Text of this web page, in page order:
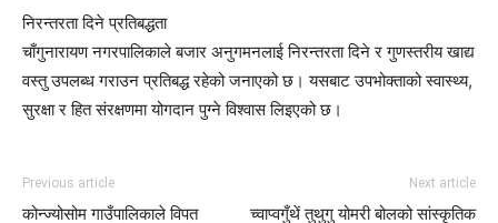
निरन्तरता दिने प्रतिबद्धता
चाँगुनारायण नगरपालिकाले बजार अनुगमनलाई निरन्तरता दिने र गुणस्तरीय खाद्य
वस्तु उपलब्ध गराउन प्रतिबद्ध रहेको जनाएको छ। यसबाट उपभोक्ताको स्वास्थ्य,
सुरक्षा र हित संरक्षणमा योगदान पुग्ने विश्वास लिइएको छ।
Previous article
कोन्ज्योसोम गाउँपालिकाले विपत
Next article
च्वाप्वगुँथें तुथुगु योमरी बोलको सांस्कृतिक